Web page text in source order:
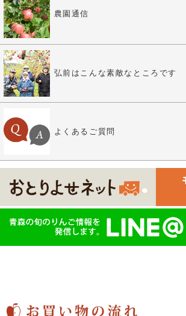
農園通信
弘前はこんな素敵なところです
よくあるご質問